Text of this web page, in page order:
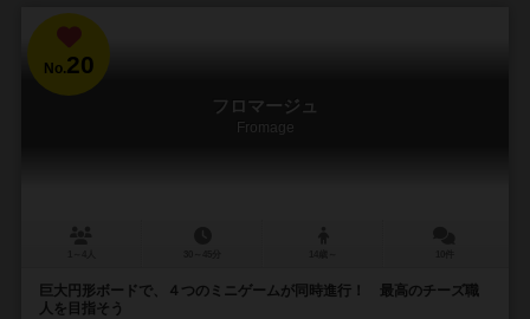
No.20
フロマージュ
Fromage
巨大円形ボードで、４つのミニゲームが同時進行！ 最高のチーズ職
人を目指そう